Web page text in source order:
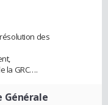
des
la GRC….
Générale